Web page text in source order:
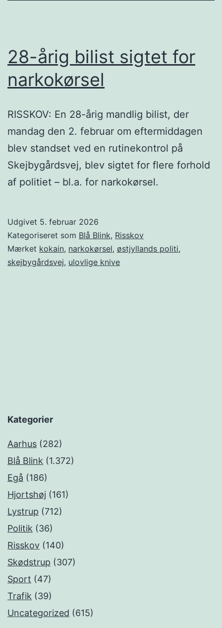
28-årig bilist sigtet for
narkokørsel
RISSKOV: En 28-årig mandlig bilist, der
mandag den 2. februar om eftermiddagen
blev standset ved en rutinekontrol på
Skejbygårdsvej, blev sigtet for flere forhold
af politiet – bl.a. for narkokørsel.
Udgivet 5. februar 2026
Kategoriseret som Blå Blink, Risskov
Mærket kokain, narkokørsel, østjyllands politi,
skejbygårdsvej, ulovlige knive
Kategorier
Aarhus (282)
Blå Blink (1.372)
Egå (186)
Hjortshøj (161)
Lystrup (712)
Politik (36)
Risskov (140)
Skødstrup (307)
Sport (47)
Trafik (39)
Uncategorized (615)